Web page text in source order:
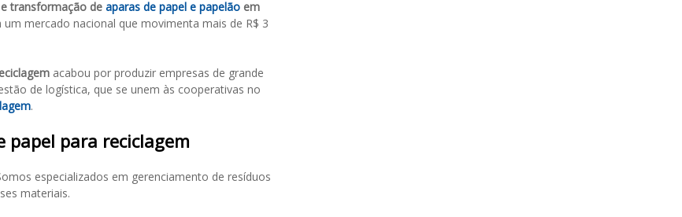
transformação de aparas de papel e papelão em
mercado nacional que movimenta mais de R$ 3
acabou por produzir empresas de grande
de logística, que se unem às cooperativas no
.
papel para reciclagem
especializados em gerenciamento de resíduos
materiais.